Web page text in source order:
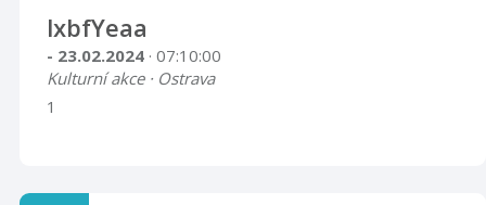
lxbfYeaa
- 23.02.2024 · 07:10:00
Kulturní akce · Ostrava
1